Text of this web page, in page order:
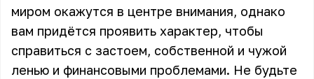
миром окажутся в центре внимания, однако
вам придётся проявить характер, чтобы
справиться с застоем, собственной и чужой
ленью и финансовыми проблемами. Не будьте